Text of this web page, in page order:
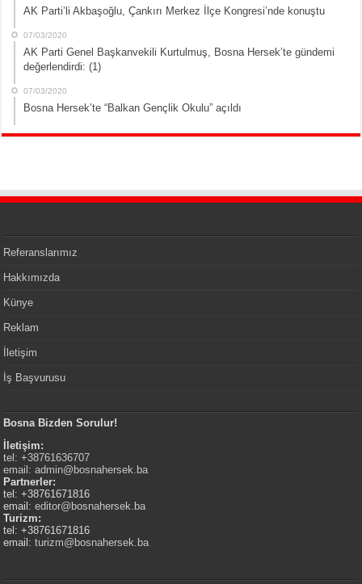
AK Parti’li Akbaşoğlu, Çankırı Merkez İlçe Kongresi’nde konuştu
07/03/2020
AK Parti Genel Başkanvekili Kurtulmuş, Bosna Hersek’te gündemi
değerlendirdi: (1)
07/03/2020
Bosna Hersek’te “Balkan Gençlik Okulu” açıldı
Referanslarımız
Hakkımızda
Künye
Reklam
İletişim
İş Başvurusu
Bosna Bizden Sorulur!
İletişim:
tel: +38761636707
email:admin@bosnahersek.ba
Partnerler:
tel: +38761671816
email:editor@bosnahersek.ba
Turizm:
tel: +38761671816
email:turizm@bosnahersek.ba